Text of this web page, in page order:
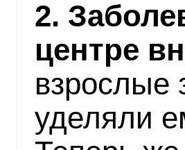
2.
центре
взрослые
уделяли